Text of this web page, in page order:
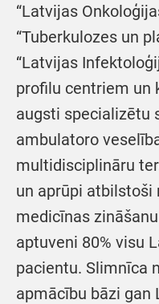
“Latvijas
“Tuberkulozes un
“Latvijas
profilu centriem un
augsti specializētu
ambulatoro
multidisciplināru
un aprūpi atbilstoši
medicīnas
aptuveni 80% visu
pacientu. Slimnīca
apmācību bāzi gan